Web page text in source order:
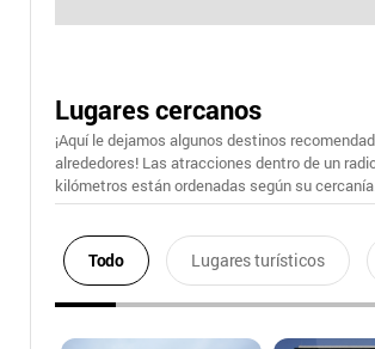
Lugares cercanos
¡Aquí le dejamos algunos destinos
alrededores! Las atracciones dentro de un
kilómetros están ordenadas según su
Todo Lugares turísticos